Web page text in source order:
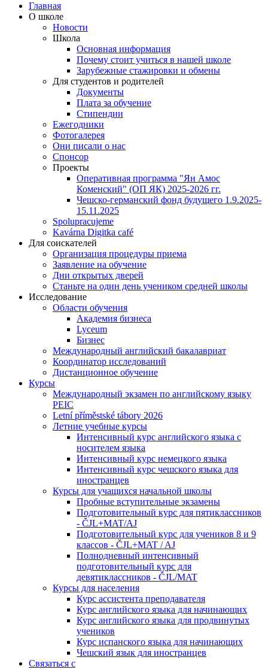
Главная
О школе
Новости
Школа
Основная информация
Почему стоит учиться в нашей школе
Зарубежные стажировки и обмены
Для студентов и родителей
Документы
Плата за обучение
Стипендии
Ежегодники
Фотогалерея
Они писали о нас
Спонсор
Проекты
Оперативная программа "Ян Амос
Коменский" (ОП ЯК) 2025-2026 гг.
Чешско-германский фонд будущего 1.9.2025-
15.11.2025
Spolupracujeme
Kavárna Digitka café
Для соискателей
Организация процедуры приема
Заявление на обучение
Дни открытых дверей
Станьте на один день учеником средней школы
Исследование
Области обучения
Академия бизнеса
Lyceum
Бизнес
Международный английский бакалавриат
Координатор исследований
Дистанционное обучение
Курсы
Международный экзамен по английскому языку
PEIC
Letní příměstské tábory 2026
Летние учебные курсы
Интенсивный курс английского языка с
носителем языка
Интенсивный курс немецкого языка
Интенсивный курс чешского языка для
иностранцев
Курсы для учащихся начальной школы
Пробные вступительные экзамены
Подготовительный курс для пятиклассников
- ČJL+MAT/AJ
Подготовительный курс для учеников 8 и 9
классов - ČJL+MAT / AJ
Полнодневный интенсивный
подготовительный курс для
девятиклассников - ČJL/MAT
Курсы для населения
Курс ассистента преподавателя
Курс английского языка для начинающих
Курс английского языка для продвинутых
учеников
Курс испанского языка для начинающих
Чешский язык для иностранцев
Связаться с